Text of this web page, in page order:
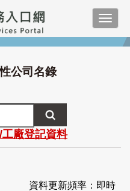
公司名錄
工廠登記資料
資料更新頻率：即時